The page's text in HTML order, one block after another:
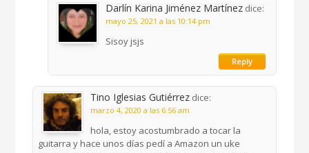
Darlín Karina Jiménez Martínez dice:
mayo 25, 2021 a las 10:14 pm
Sisoy jsjs
Reply
Tino Iglesias Gutiérrez dice:
marzo 4, 2020 a las 6:56 am
hola, estoy acostumbrado a tocar la
guitarra y hace unos días pedí a Amazon un uke